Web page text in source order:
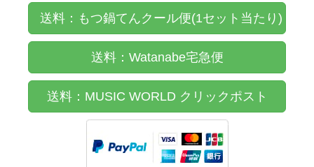
送料：もつ鍋てんクール便(1セット当たり)
送料：Watanabe宅急便
送料：MUSIC WORLD クリックポスト